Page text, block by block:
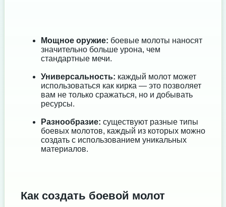
Мощное оружие: боевые молоты наносят
значительно больше урона, чем
стандартные мечи.
Универсальность: каждый молот может
использоваться как кирка — это позволяет
вам не только сражаться, но и добывать
ресурсы.
Разнообразие: существуют разные типы
боевых молотов, каждый из которых можно
создать с использованием уникальных
материалов.
Как создать боевой молот